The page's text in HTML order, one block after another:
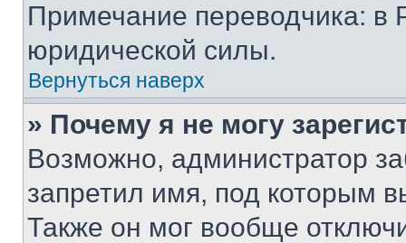
Примечание переводчика: в
юридической силы.
Вернуться наверх
» Почему я не могу
Возможно, администратор
запретил имя, под которым
Также он мог вообще